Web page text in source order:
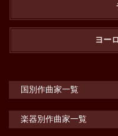
ヨー
国別作曲家一覧
楽器別作曲家一覧